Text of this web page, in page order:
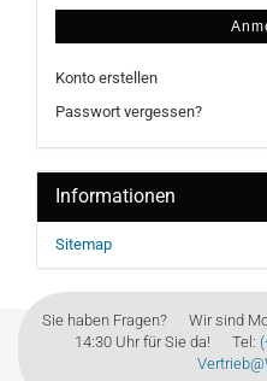
Konto erstellen
Passwort vergessen?
Informationen
Sitemap
Sie haben Fragen? Wir sind Mo
14:30 Uhr für Sie da! Tel: